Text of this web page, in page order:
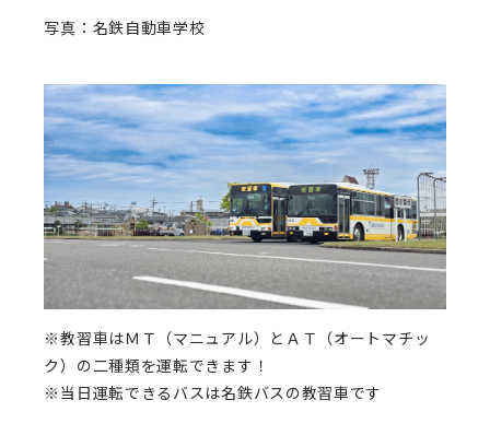
写真：名鉄自動車学校
※教習車はＭＴ（マニュアル）とＡＴ（オートマチッ
ク）の二種類を運転できます！
※当日運転できるバスは名鉄バスの教習車です